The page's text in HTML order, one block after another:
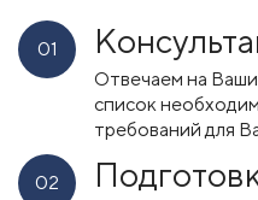
01
Отвечаем на
список
требований для
02